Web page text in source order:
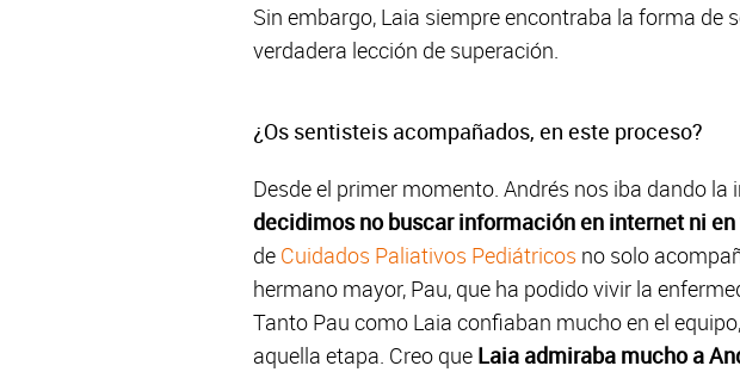
Sin embargo, Laia siempre encontraba la forma de
verdadera lección de superación.
¿Os sentisteis acompañados, en este proceso?
Desde el primer momento. Andrés nos iba dando
decidimos no buscar información en internet ni
de Cuidados Paliativos Pediátricos no solo
hermano mayor, Pau, que ha podido vivir la
Tanto Pau como Laia confiaban mucho en el
aquella etapa. Creo que Laia admiraba mucho a